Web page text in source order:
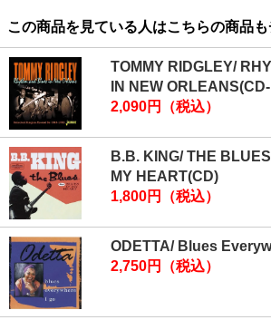
この商品を見ている人はこちらの商品
TOMMY RIDGLEY/
IN NEW
2,090円（税込）
B.B. KING/ THE
MY HEART(CD)
1,800円（税込）
ODETTA/ Blues
2,750円（税込）